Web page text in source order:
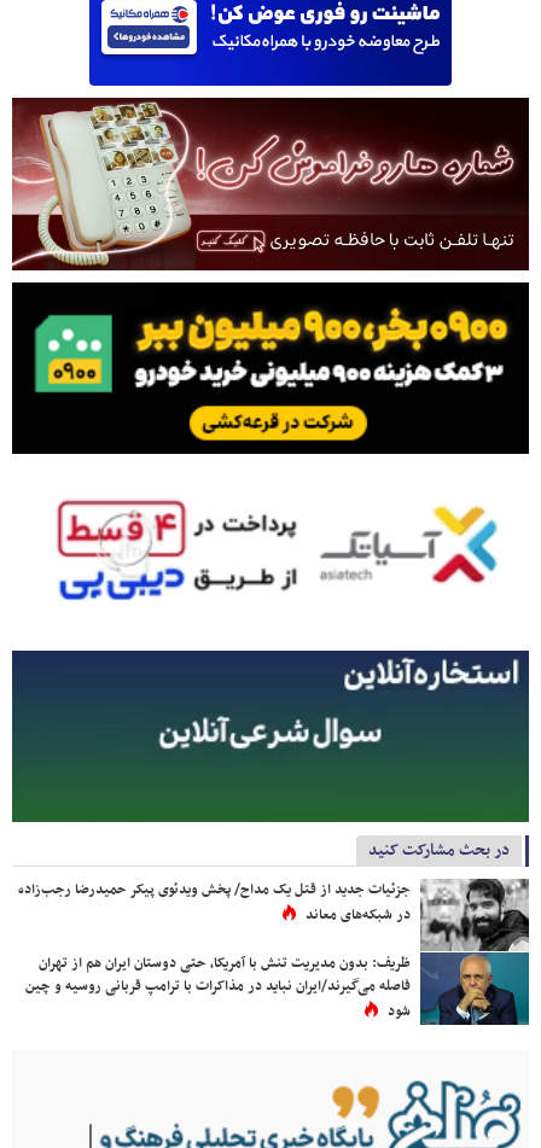
در بحث مشارکت کنید
جزئیات جدید از قتل یک مداح/ پخش ویدئوی پیکر حمیدرضا رجب‌زاده
در شبکه‌های معاند
ظریف: بدون مدیریت تنش با آمریکا، حتی دوستان ایران هم از تهران
فاصله می‌گیرند/ایران نباید در مذاکرات با ترامپ قربانی روسیه و چین
شود